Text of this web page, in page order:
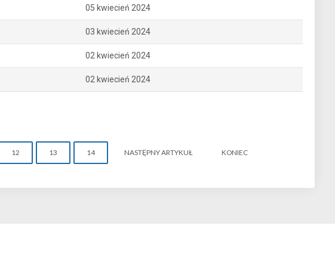
05 kwiecień 2024
03 kwiecień 2024
02 kwiecień 2024
02 kwiecień 2024
12 13 14 NASTĘPNY ARTYKUŁ KONIEC